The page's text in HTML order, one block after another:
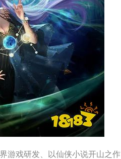
游戏研发、以仙侠小说开山之作